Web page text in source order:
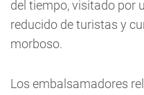
del tiempo, visitado por
reducido de turistas y
morboso.
Los embalsamadores